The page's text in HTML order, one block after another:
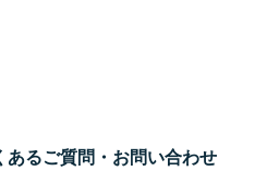
あるご質問・お問い合わせ